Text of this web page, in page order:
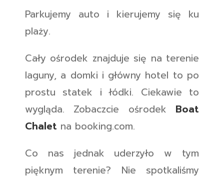
Parkujemy auto i kierujemy się ku
plaży.
Cały ośrodek znajduje się na terenie
laguny, a domki i główny hotel to po
prostu statek i łódki. Ciekawie to
wygląda. Zobaczcie ośrodek Boat
Chalet na booking.com.
Co nas jednak uderzyło w tym
pięknym terenie? Nie spotkaliśmy